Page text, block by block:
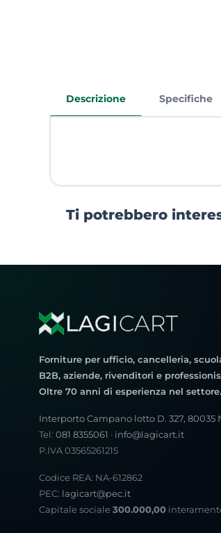
Descrizione Specifiche
Ti potrebbero
Forniture per ufficio, cancelleria,
B2B, aziende, rivenditori e
Oltre 70 anni di esperienza nel settore.
Interporto Campano lotto D. 327, 80035
Tel: 081 8355061 · info@lagicart.it
P.IVA 03565261215
Codice REA: NA-612862
PEC: lagicart@pec.it
Capitale sociale 300.000,00